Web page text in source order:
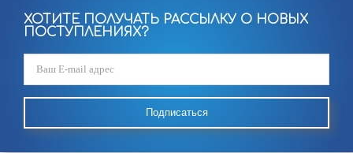
ХОТИТЕ ПОЛУЧАТЬ РАССЫЛКУ О НОВЫХ
ПОСТУПЛЕНИЯХ?
Подписаться